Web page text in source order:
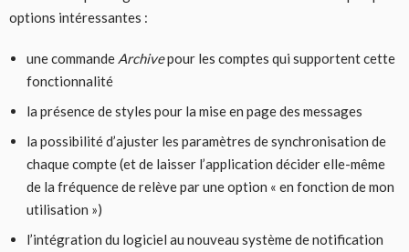
options intéressantes :
une commande Archivepour les comptes qui supportent cette
fonctionnalité
la présence de styles pour la mise en page des messages
la possibilité d’ajuster les paramètres de synchronisation de
chaque compte (et de laisser l’application décider elle-même
de la fréquence de relève par une option « en fonction de mon
utilisation »)
l’intégration du logiciel au nouveau système de notification